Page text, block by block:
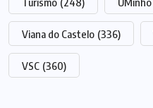
Viana do Castelo (336)
VSC (360)